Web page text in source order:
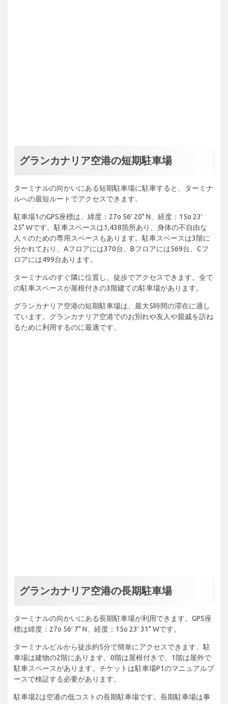
グランカナリア空港の短期駐車場
ターミナルの向かいにある短期駐車場に駐車すると、ターミナ
ルへの最短ルートでアクセスできます。
駐車場1のGPS座標は、緯度：27o 56′ 20" N、経度：15o 23′
25" Wです。駐車スペースは1,438箇所あり、身体の不自由な
人々のための専用スペースもあります。駐車スペースは3階に
分かれており、Aフロアには370台、Bフロアには569台、Cフ
ロアには499台あります。
ターミナルのすぐ隣に位置し、徒歩でアクセスできます。全て
の駐車スペースが屋根付きの3階建ての駐車場があります。
グランカナリア空港の短期駐車場は、最大5時間の滞在に適し
ています。グランカナリア空港でのお別れや友人や親戚を訪ね
るために利用するのに最適です。
グランカナリア空港の長期駐車場
ターミナルの向かいにある長期駐車場が利用できます。GPS座
標は緯度：27o 56′ 7" N、経度：15o 23′ 31" Wです。
ターミナルビルから徒歩約5分で簡単にアクセスできます。駐
車場は建物の2階にあります。0階は屋根付きで、1階は屋外で
駐車スペースがあります。チケットは駐車場P1のマニュアルブ
ースで検証する必要があります。
駐車場2は空港の低コストの長期駐車場です。長期駐車場は事